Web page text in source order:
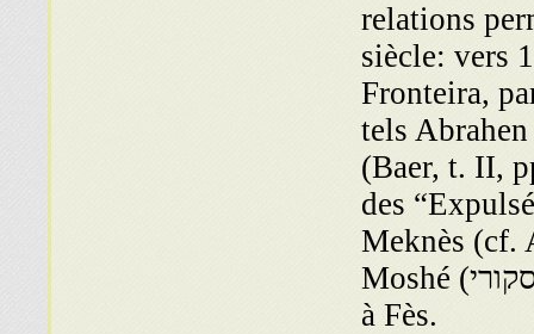
relations
siècle: vers
Fronteira,
tels
(Baer, t. II,
des
Meknès (cf.
Moshé (אסקורי) était un talmudiste de grande réputation
à Fès.